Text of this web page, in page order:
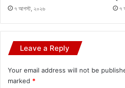
৭ আগস্ট, ২০২৬ ৭
Leave a Reply
Your email address will not be
marked *